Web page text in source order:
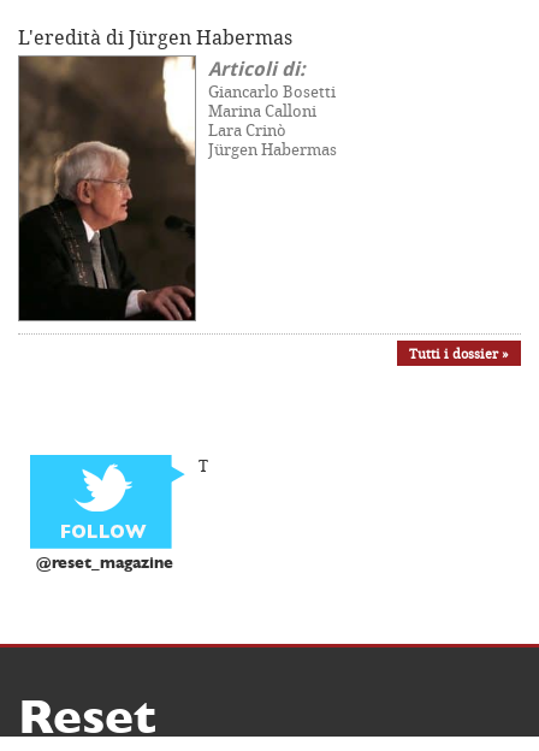
L'eredità di Jürgen Habermas
Articoli di:
Giancarlo Bosetti
Marina Calloni
Lara Crinò
Jürgen Habermas
Tutti i dossier »
@reset_magazine
T
Reset